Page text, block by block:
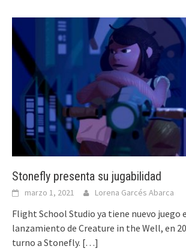
Stonefly presenta su jugabilidad
marzo 1, 2021 Lorena Garcés Abarca
Flight School Studio ya tiene nuevo juego
lanzamiento de Creature in the Well, en
turno a Stonefly. […]